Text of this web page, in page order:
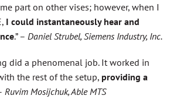
part on other vises; however, when I
I could instantaneously hear and
.” – Daniel Strubel, Siemens Industry, Inc.
did a phenomenal job. It worked in
the rest of the setup, providing a
Ruvim Mosijchuk, Able MTS